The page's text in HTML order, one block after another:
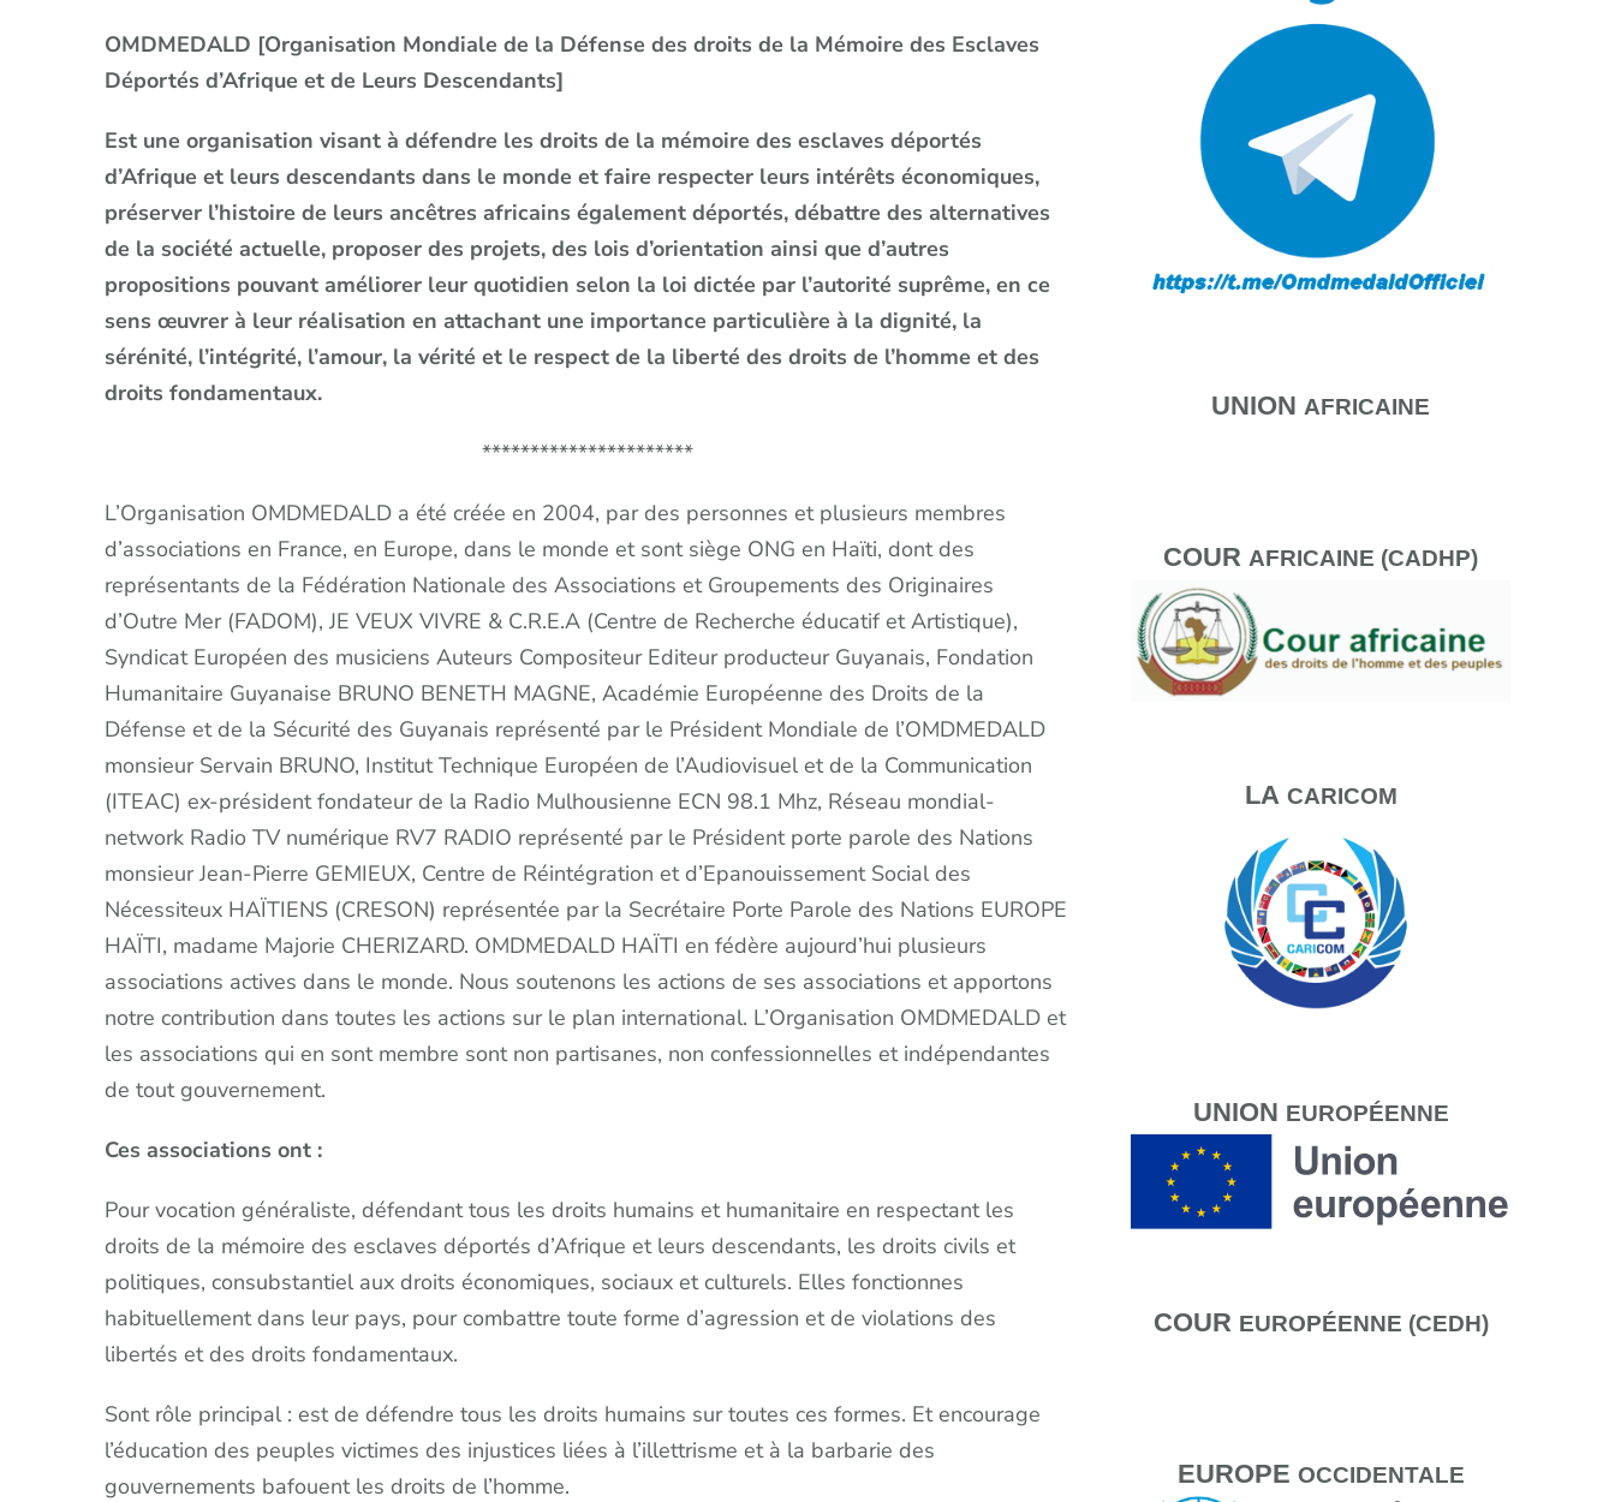
OMDMEDALD [Organisation Mondiale de la Défense des droits de la Mémoire des Esclaves
Déportés d’Afrique et de Leurs Descendants]
Est une organisation visant à défendre les droits de la mémoire des esclaves déportés
d’Afrique et leurs descendants dans le monde et faire respecter leurs intérêts économiques,
préserver l’histoire de leurs ancêtres africains également déportés, débattre des alternatives
de la société actuelle, proposer des projets, des lois d’orientation ainsi que d’autres
propositions pouvant améliorer leur quotidien selon la loi dictée par l’autorité suprême, en ce
sens œuvrer à leur réalisation en attachant une importance particulière à la dignité, la
sérénité, l’intégrité, l’amour, la vérité et le respect de la liberté des droits de l’homme et des
droits fondamentaux.
**********************
L’Organisation OMDMEDALD a été créée en 2004, par des personnes et plusieurs membres
d’associations en France, en Europe, dans le monde et sont siège ONG en Haïti, dont des
représentants de la Fédération Nationale des Associations et Groupements des Originaires
d’Outre Mer (FADOM), JE VEUX VIVRE & C.R.E.A (Centre de Recherche éducatif et Artistique),
Syndicat Européen des musiciens Auteurs Compositeur Editeur producteur Guyanais, Fondation
Humanitaire Guyanaise BRUNO BENETH MAGNE, Académie Européenne des Droits de la
Défense et de la Sécurité des Guyanais représenté par le Président Mondiale de l’OMDMEDALD
monsieur Servain BRUNO, Institut Technique Européen de l’Audiovisuel et de la Communication
(ITEAC) ex-président fondateur de la Radio Mulhousienne ECN 98.1 Mhz, Réseau mondial-
network Radio TV numérique RV7 RADIO représenté par le Président porte parole des Nations
monsieur Jean-Pierre GEMIEUX, Centre de Réintégration et d’Epanouissement Social des
Nécessiteux HAÏTIENS (CRESON) représentée par la Secrétaire Porte Parole des Nations EUROPE
HAÏTI, madame Majorie CHERIZARD. OMDMEDALD HAÏTI en fédère aujourd’hui plusieurs
associations actives dans le monde. Nous soutenons les actions de ses associations et apportons
notre contribution dans toutes les actions sur le plan international. L’Organisation OMDMEDALD et
les associations qui en sont membre sont non partisanes, non confessionnelles et indépendantes
de tout gouvernement.
Ces associations ont :
Pour vocation généraliste, défendant tous les droits humains et humanitaire en respectant les
droits de la mémoire des esclaves déportés d’Afrique et leurs descendants, les droits civils et
politiques, consubstantiel aux droits économiques, sociaux et culturels. Elles fonctionnes
habituellement dans leur pays, pour combattre toute forme d’agression et de violations des
libertés et des droits fondamentaux.
Sont rôle principal : est de défendre tous les droits humains sur toutes ces formes. Et encourage
l’éducation des peuples victimes des injustices liées à l’illettrisme et à la barbarie des
gouvernements bafouent les droits de l’homme.
UNIONAFRICAINE
COURAFRICAINE (CADHP)
LA CARICOM
UNION EUROPÉENNE
COUR EUROPÉENNE (CEDH)
EUROPE OCCIDENTALE